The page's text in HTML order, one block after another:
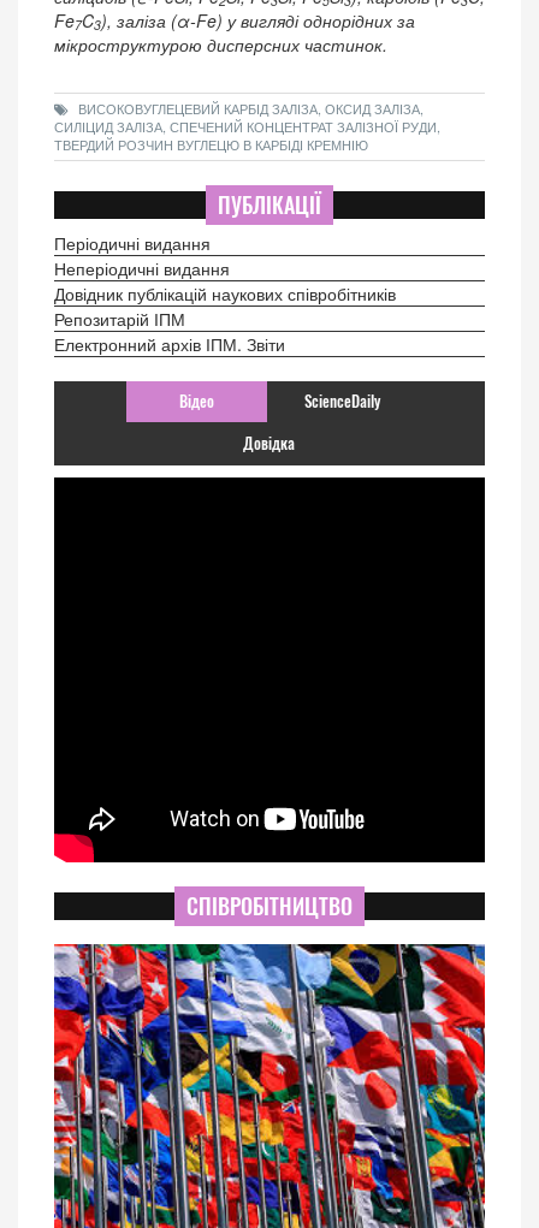
Fe7C3), заліза (α-Fe) у вигляді однорідних за
мікроструктурою дисперсних частинок.
ВИСОКОВУГЛЕЦЕВИЙ КАРБІД ЗАЛІЗА, ОКСИД ЗАЛІЗА,
СИЛІЦИД ЗАЛІЗА, СПЕЧЕНИЙ КОНЦЕНТРАТ ЗАЛІЗНОЇ РУДИ,
ТВЕРДИЙ РОЗЧИН ВУГЛЕЦЮ В КАРБІДІ КРЕМНІЮ
ПУБЛІКАЦІЇ
Періодичні видання
Неперіодичні видання
Довідник публікацій наукових співробітників
Репозитарій ІПМ
Електронний архів ІПМ. Звіти
Відео ScienceDaily
Довідка
СПІВРОБІТНИЦТВО